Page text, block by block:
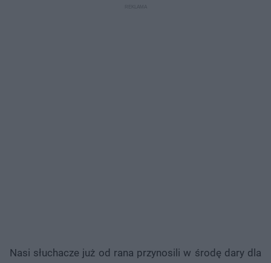
Nasi słuchacze już od rana przynosili w środę dary dla